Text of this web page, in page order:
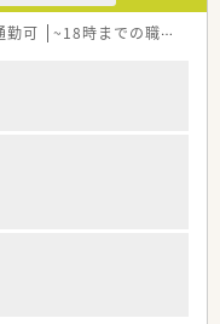
勤可 ~18時までの職場